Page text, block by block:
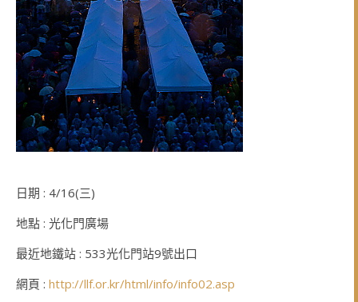
日期 : 4/16(三)
地點 : 光化門廣場
最近地鐵站 : 533光化門站9號出口
網頁 : http://llf.or.kr/html/info/info02.asp